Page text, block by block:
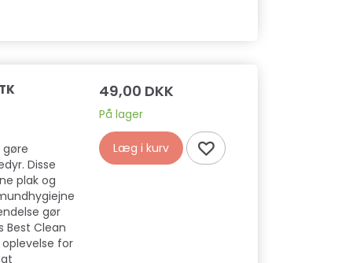
gøre
Disse
plak og
gør
Best Clean
for
49,00 DKK
På lager
Læg i kurv